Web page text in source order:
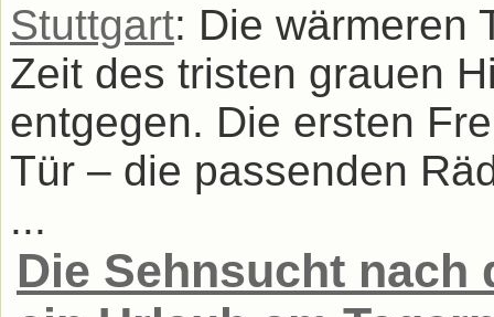
Stuttgart: Die wärmeren
Zeit des tristen grauen
entgegen. Die ersten
Tür – die passenden
...
Die Sehnsucht nach